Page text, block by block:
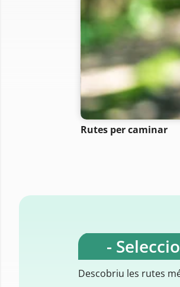
Rutes per caminar
-
Descobriu les rutes